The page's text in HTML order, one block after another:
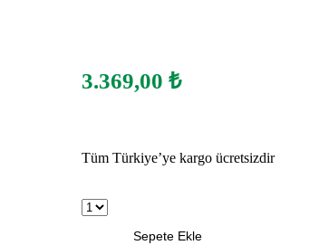
3.369,00 ₺
Tüm Türkiye’ye kargo ücretsizdir
Sepete Ekle